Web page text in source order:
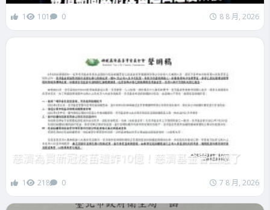
1 101 0 8 8 月, 2026
慈濟為買新冠疫苗遭詐10億！慈濟基金會回應了
1 218 0 7 8 月, 2026